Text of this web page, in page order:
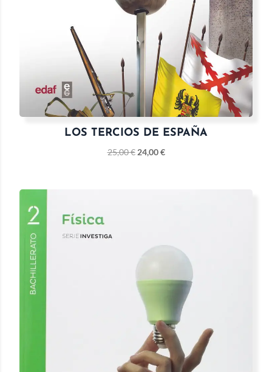
LOS TERCIOS DE ESPAÑA
25,00€ 24,00€